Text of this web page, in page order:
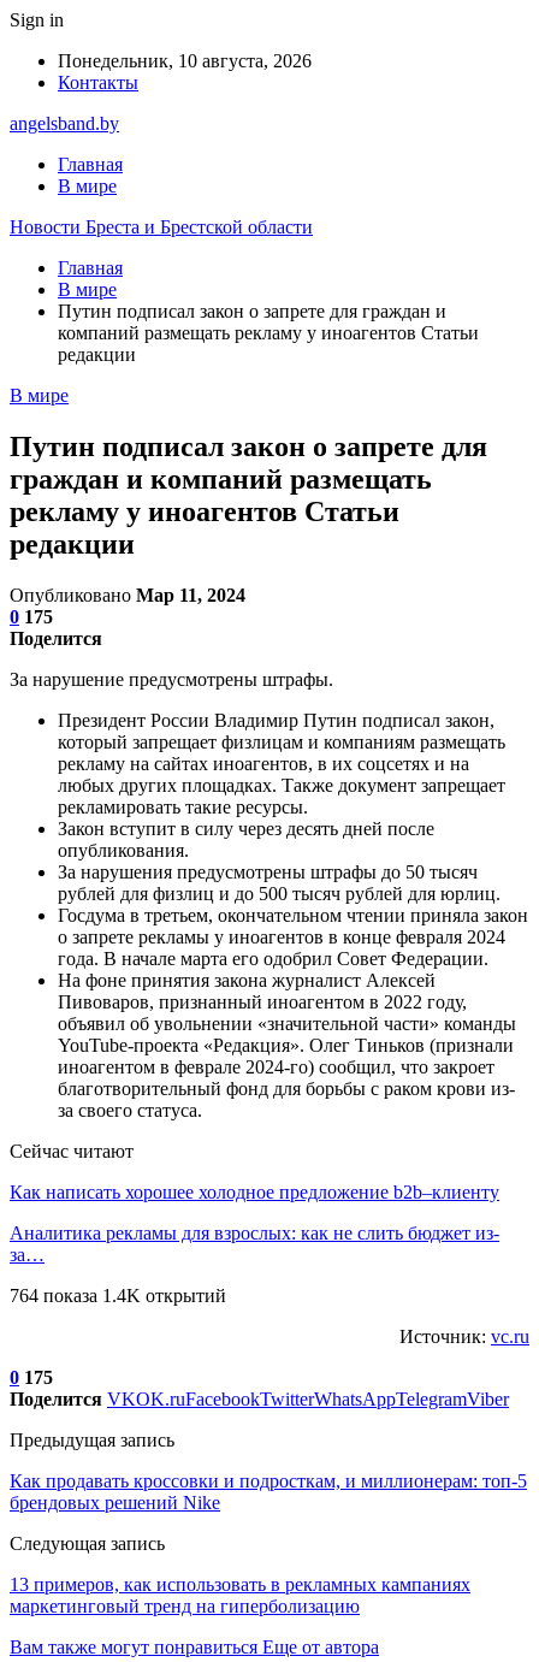
Sign in
Понедельник, 10 августа, 2026
Контакты
angelsband.by
Главная
В мире
Новости Бреста и Брестской области
Главная
В мире
Путин подписал закон о запрете для граждан и
компаний размещать рекламу у иноагентов Статьи
редакции
В мире
Путин подписал закон о запрете для
граждан и компаний размещать
рекламу у иноагентов Статьи
редакции
Опубликовано Мар 11, 2024
0 175
Поделится
За нарушение предусмотрены штрафы.
Президент России Владимир Путин подписал закон,
который запрещает физлицам и компаниям размещать
рекламу на сайтах иноагентов, в их соцсетях и на
любых других площадках. Также документ запрещает
рекламировать такие ресурсы.
Закон вступит в силу через десять дней после
опубликования.
За нарушения предусмотрены штрафы до 50 тысяч
рублей для физлиц и до 500 тысяч рублей для юрлиц.
Госдума в третьем, окончательном чтении приняла закон
о запрете рекламы у иноагентов в конце февраля 2024
года. В начале марта его одобрил Совет Федерации.
На фоне принятия закона журналист Алексей
Пивоваров, признанный иноагентом в 2022 году,
объявил об увольнении «значительной части» команды
YouTube-проекта «Редакция». Олег Тиньков (признали
иноагентом в феврале 2024-го) сообщил, что закроет
благотворительный фонд для борьбы с раком крови из-
за своего статуса.
Сейчас читают
Как написать хорошее холодное предложение b2b–клиенту
Аналитика рекламы для взрослых: как не слить бюджет из-
за…
764 показа 1.4K открытий
Источник: vc.ru
0 175
Поделится VKOK.ruFacebookTwitterWhatsAppTelegramViber
Предыдущая запись
Как продавать кроссовки и подросткам, и миллионерам: топ-5
брендовых решений Nike
Следующая запись
13 примеров, как использовать в рекламных кампаниях
маркетинговый тренд на гиперболизацию
Вам также могут понравиться Еще от автора